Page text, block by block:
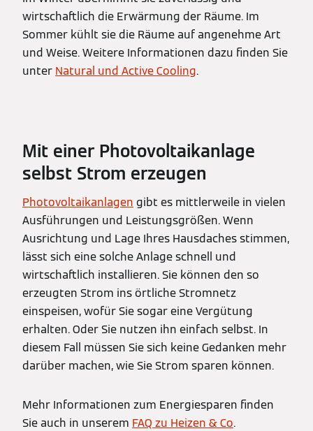
wirtschaftlich die Erwärmung der Räume. Im
Sommer kühlt sie die Räume auf angenehme Art
und Weise. Weitere Informationen dazu finden Sie
unter Natural und Active Cooling.
Mit einer Photovoltaikanlage
selbst Strom erzeugen
Photovoltaikanlagen gibt es mittlerweile in vielen
Ausführungen und Leistungsgrößen. Wenn
Ausrichtung und Lage Ihres Hausdaches stimmen,
lässt sich eine solche Anlage schnell und
wirtschaftlich installieren. Sie können den so
erzeugten Strom ins örtliche Stromnetz
einspeisen, wofür Sie sogar eine Vergütung
erhalten. Oder Sie nutzen ihn einfach selbst. In
diesem Fall müssen Sie sich keine Gedanken mehr
darüber machen, wie Sie Strom sparen können.
Mehr Informationen zum Energiesparen finden
Sie auch in unserem FAQ zu Heizen & Co.